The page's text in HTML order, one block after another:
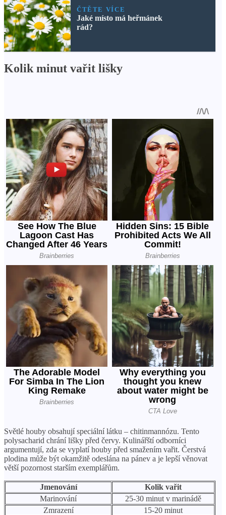
ČTĚTE VÍCE
Jaké místo má heřmánek
rád?
Kolik minut vařit lišky
Světlé houby obsahují speciální látku – chitinmannózu. Tento
polysacharid chrání lišky před červy. Kulinářští odborníci
argumentují, zda se vyplatí houby před smažením vařit. Čerstvá
plodina může být okamžitě odeslána na pánev a je lepší věnovat
větší pozornost starším exemplářům.
Jmenování
Kolik vařit
Marinování
25-30 minut v marinádě
Zmrazení
15-20 minut